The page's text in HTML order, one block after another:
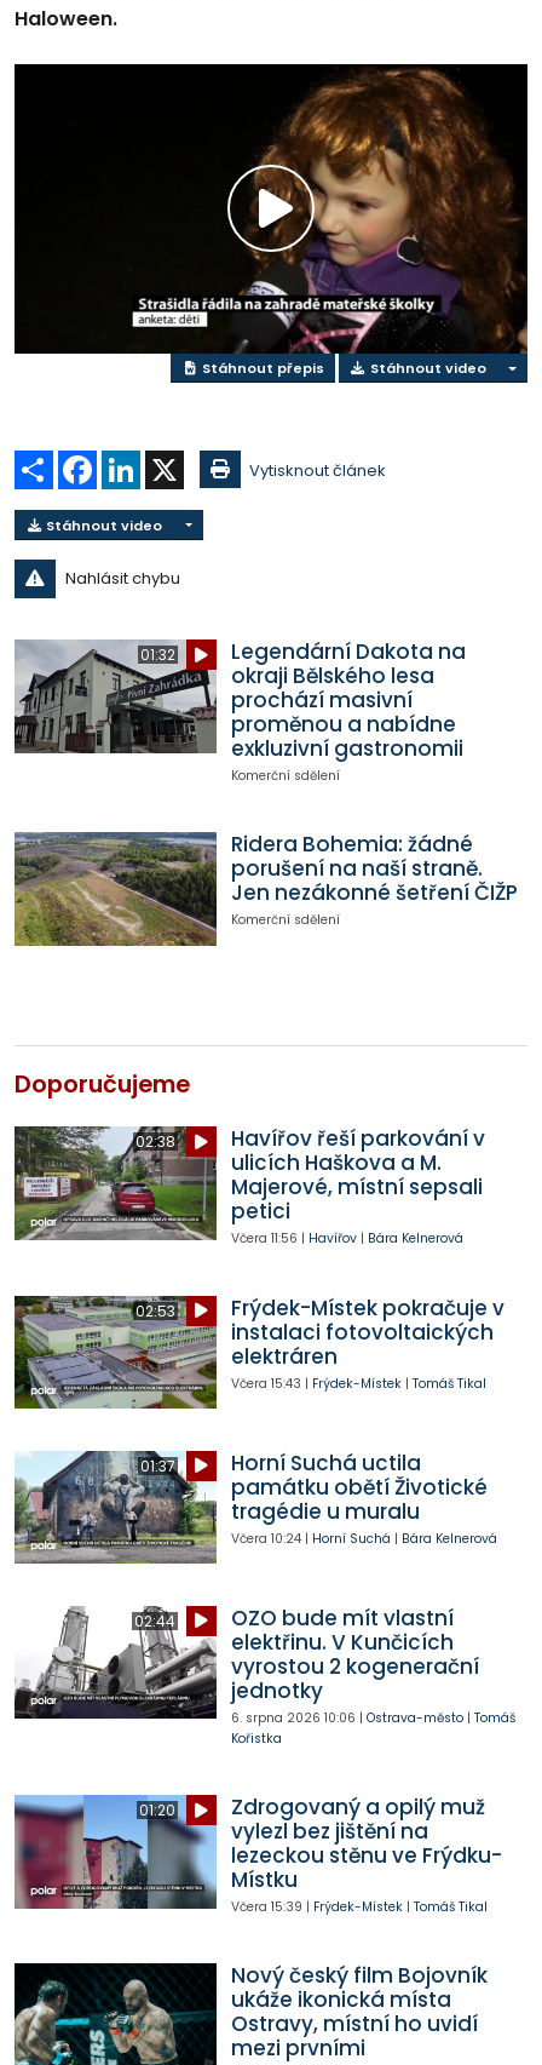
Haloween.
Přehrát
video
Stáhnout přepis Stáhnout video
Sdílet Facebook
LinkedIn Vytisknout článek
Stáhnout video
Nahlásit chybu
01:32
Legendární Dakota na
okraji Bělského lesa
prochází masivní
proměnou a nabídne
exkluzivní gastronomii
Komerční sdělení
Ridera Bohemia: žádné
porušení na naší straně.
Jen nezákonné šetření ČIŽP
Komerční sdělení
Doporučujeme
02:38
Havířov řeší parkování v
ulicích Haškova a M.
Majerové, místní sepsali
petici
Včera 11:56 | Havířov| Bára Kelnerová
02:53
Frýdek-Místek pokračuje v
instalaci fotovoltaických
elektráren
Včera 15:43 | Frýdek-Místek| Tomáš Tikal
01:37
Horní Suchá uctila
památku obětí Životické
tragédie u muralu
Včera 10:24| Horní Suchá | Bára Kelnerová
02:44
OZO bude mít vlastní
elektřinu. V Kunčicích
vyrostou 2 kogenerační
jednotky
6. srpna 2026 10:06 | Ostrava-město| Tomáš
Kořistka
01:20
Zdrogovaný a opilý muž
vylezl bez jištění na
lezeckou stěnu ve Frýdku-
Místku
Včera 15:39 | Frýdek-Místek| Tomáš Tikal
Nový český film Bojovník
ukáže ikonická místa
Ostravy, místní ho uvidí
mezi prvními